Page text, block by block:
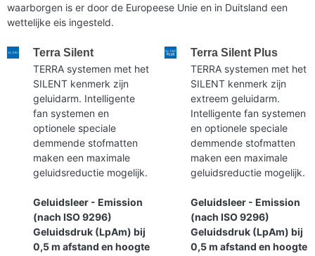
waarborgen is er door de Europeese Unie en in Duitsland een
wettelijke eis ingesteld.
Terra Silent
TERRA systemen met het
SILENT kenmerk zijn
geluidarm. Intelligente
fan systemen en
optionele speciale
demmende stofmatten
maken een maximale
geluidsreductie mogelijk.
Geluidsleer - Emission
(nach ISO 9296)
Geluidsdruk (LpAm) bij
0,5 m afstand en hoogte
Terra Silent Plus
TERRA systemen met het
SILENT kenmerk zijn
extreem geluidarm.
Intelligente fan systemen
en optionele speciale
demmende stofmatten
maken een maximale
geluidsreductie mogelijk.
Geluidsleer - Emission
(nach ISO 9296)
Geluidsdruk (LpAm) bij
0,5 m afstand en hoogte